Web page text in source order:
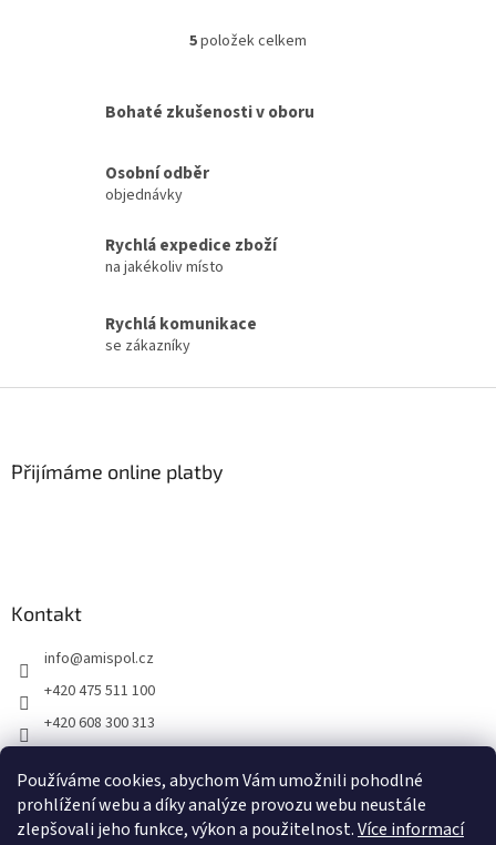
Používáme cookies, abychom Vám umožnili pohodlné
prohlížení webu a díky analýze provozu webu neustále
zlepšovali jeho funkce, výkon a použitelnost.Více informací
O
á
r
v
i
5položek celkem
Bohaté zkušenosti v oboru
Osobní odběr
objednávky
Rychlá expedice zboží
na jakékoliv místo
Rychlá komunikace
se zákazníky
Přijímáme online platby
Kontakt
info@amispol.cz
+420 475 511 100
+420 608 300 313
Ukázky instalace AMISPOL Skrytého obrubníku